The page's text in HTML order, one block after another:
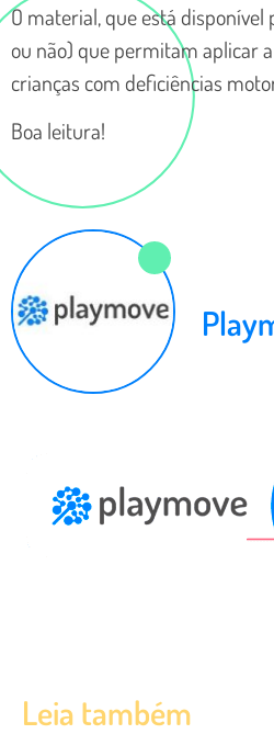
O material, que está
ou não) que permitam aplicar
crianças com deficiências
Boa leitura!
Leia também